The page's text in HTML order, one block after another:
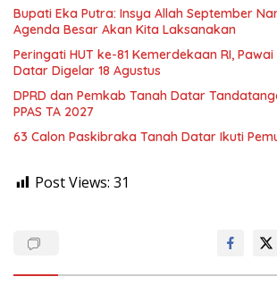
Bupati Eka Putra: Insya Allah September
Agenda Besar Akan Kita Laksanakan
Peringati HUT ke-81 Kemerdekaan RI,
Datar Digelar 18 Agustus
DPRD dan Pemkab Tanah Datar
PPAS TA 2027
63 Calon Paskibraka Tanah Datar Ikuti
Post Views: 31